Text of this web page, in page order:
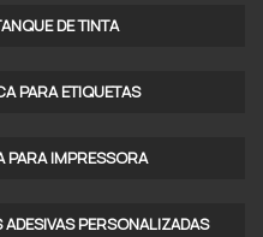
DE TINTA​
PARA ETIQUETAS​
PARA IMPRESSORA
PERSONALIZADAS